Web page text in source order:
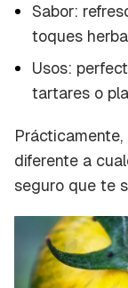
Sabor:
toques
Usos:
tartares o
diferente a
seguro que te